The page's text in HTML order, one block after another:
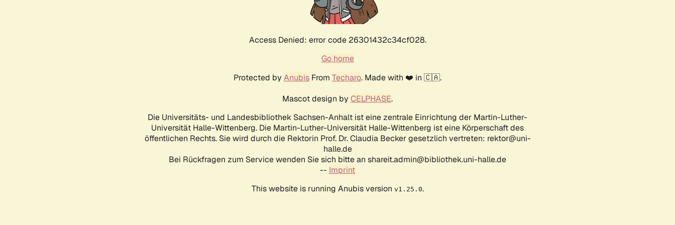
Access Denied: error code 26301432c34cf028.
Go home
Protected by Anubis From Techaro. Made with ❤️ in 🇨🇦.
Mascot design by CELPHASE.
Die Universitäts- und Landesbibliothek Sachsen-Anhalt ist eine zentrale Einrichtung der Martin-Luther-
Universität Halle-Wittenberg. Die Martin-Luther-Universität Halle-Wittenberg ist eine Körperschaft des
öffentlichen Rechts. Sie wird durch die Rektorin Prof. Dr. Claudia Becker gesetzlich vertreten: rektor@uni-
halle.de
Bei Rückfragen zum Service wenden Sie sich bitte an shareit.admin@bibliothek.uni-halle.de
-- Imprint
This website is running Anubis version v1.25.0.